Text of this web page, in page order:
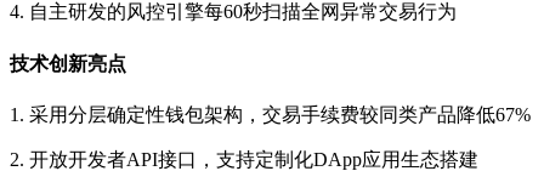
4. 自主研发的风控引擎每60秒扫描全网异常交易行为
技术创新亮点
1. 采用分层确定性钱包架构，交易手续费较同类产品降低67%
2. 开放开发者API接口，支持定制化DApp应用生态搭建